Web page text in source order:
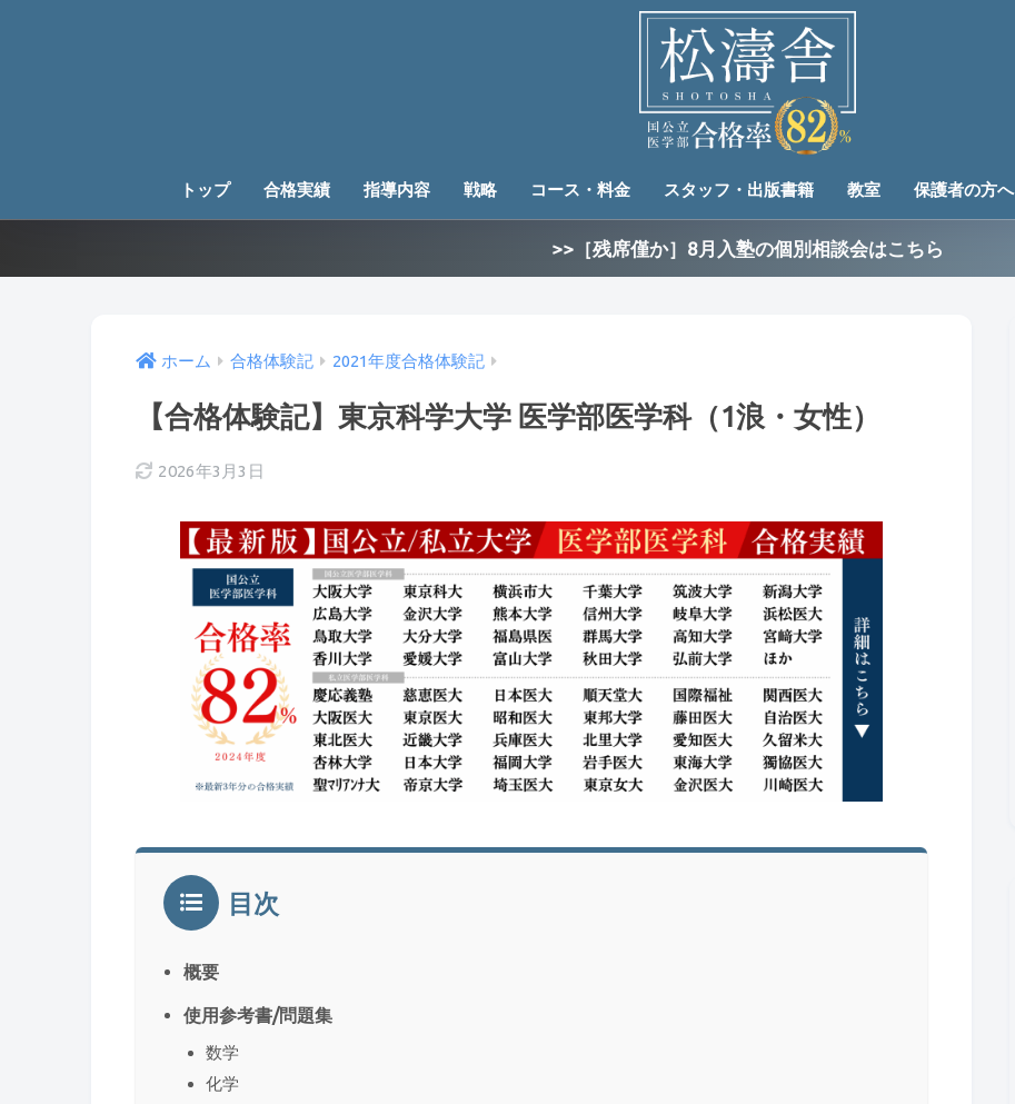
トップ 合格実績 指導内容 戦略 コース・料金 スタッフ・出版書籍 教室 保護者の方へ
>>［残席僅か］8月入塾の個別相談会はこちら
ホーム 合格体験記 2021年度合格体験記
【合格体験記】東京科学大学 医学部医学科（1浪・女性）
2026年3月3日
目次
概要
使用参考書/問題集
数学
化学